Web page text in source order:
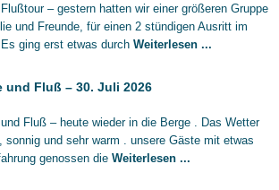
– gestern hatten wir einer größeren Gruppe
und Freunde, für einen 2 stündigen Ausritt im
ging erst etwas durch Weiterlesen ...
und Fluß – 30. Juli 2026
und Fluß – heute wieder in die Berge . Das Wetter
sonnig und sehr warm . unsere Gäste mit etwas
genossen die Weiterlesen ...